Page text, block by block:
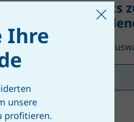
noch wenige Klicks
Bitte verfeinern Sie die
Ihre
unsere
profitieren.